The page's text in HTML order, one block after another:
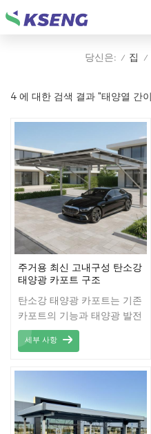
당신은: / 집 /
4 에 대한 검색 결과 "태양열 간
주거용 최신 고내구성 탄소강
태양광 카포트 구조
탄소강 태양광 카포트는 기존
카포트의 기능과 태양광 발전
의 이점을 결합한 견고하고
비용 효율적인 솔루션입니다.
차 공간을 제공하도록 설계되
었습니다.
세부 사항